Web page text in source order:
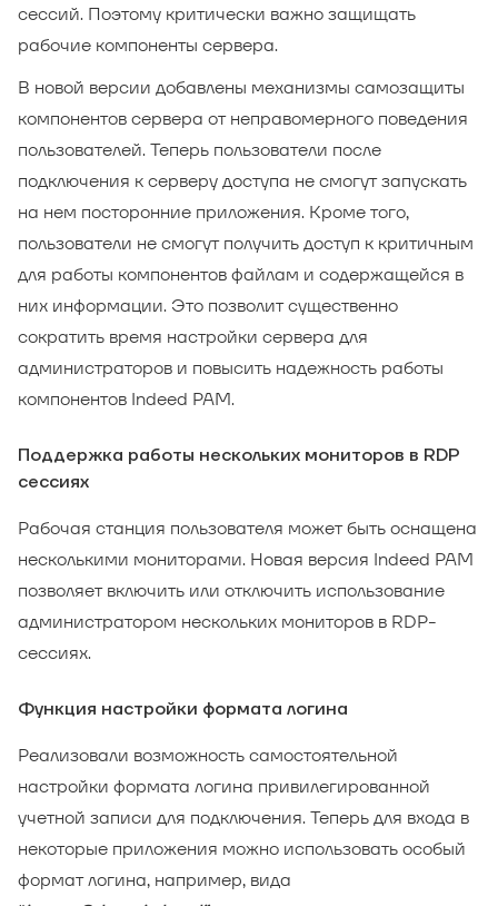
сессий. Поэтому критически важно защищать
рабочие компоненты сервера.
В новой версии добавлены механизмы самозащиты
компонентов сервера от неправомерного поведения
пользователей. Теперь пользователи после
подключения к серверу доступа не смогут запускать
на нем посторонние приложения. Кроме того,
пользователи не смогут получить доступ к критичным
для работы компонентов файлам и содержащейся в
них информации. Это позволит существенно
сократить время настройки сервера для
администраторов и повысить надежность работы
компонентов Indeed PAM.
Поддержка работы нескольких мониторов в RDP
сессиях
Рабочая станция пользователя может быть оснащена
несколькими мониторами. Новая версия Indeed PAM
позволяет включить или отключить использование
администратором нескольких мониторов в RDP-
сессиях.
Функция настройки формата логина
Реализовали возможность самостоятельной
настройки формата логина привилегированной
учетной записи для подключения. Теперь для входа в
некоторые приложения можно использовать особый
формат логина, например, вида